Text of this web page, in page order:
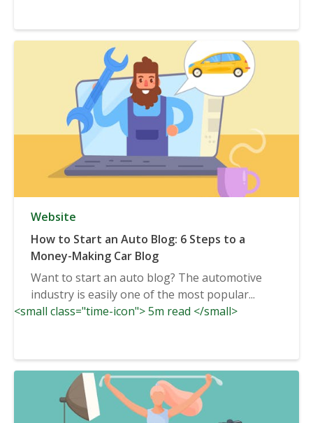
Website
How to Start an Auto Blog: 6 Steps to a
Money-Making Car Blog
Want to start an auto blog? The automotive
industry is easily one of the most popular...
<small class="time-icon"> 5m read </small>